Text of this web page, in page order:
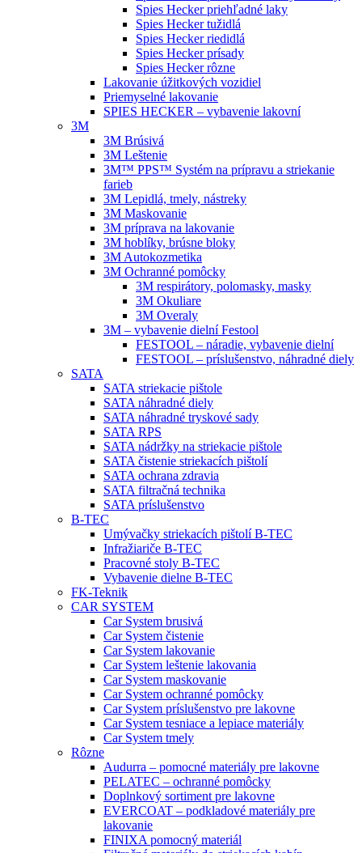
Spies Hecker priehľadné laky
Spies Hecker tužidlá
Spies Hecker riedidlá
Spies Hecker prísady
Spies Hecker rôzne
Lakovanie úžitkových vozidiel
Priemyselné lakovanie
SPIES HECKER – vybavenie lakovní
3M
3M Brúsivá
3M Leštenie
3M™ PPS™ Systém na prípravu a striekanie
farieb
3M Lepidlá, tmely, nástreky
3M Maskovanie
3M príprava na lakovanie
3M hoblíky, brúsne bloky
3M Autokozmetika
3M Ochranné pomôcky
3M respirátory, polomasky, masky
3M Okuliare
3M Overaly
3M – vybavenie dielní Festool
FESTOOL – náradie, vybavenie dielní
FESTOOL – príslušenstvo, náhradné diely
SATA
SATA striekacie pištole
SATA náhradné diely
SATA náhradné tryskové sady
SATA RPS
SATA nádržky na striekacie pištole
SATA čistenie striekacích pištolí
SATA ochrana zdravia
SATA filtračná technika
SATA príslušenstvo
B-TEC
Umývačky striekacích pištolí B-TEC
Infražiariče B-TEC
Pracovné stoly B-TEC
Vybavenie dielne B-TEC
FK-Teknik
CAR SYSTEM
Car System brusivá
Car System čistenie
Car System lakovanie
Car System leštenie lakovania
Car System maskovanie
Car System ochranné pomôcky
Car System príslušenstvo pre lakovne
Car System tesniace a lepiace materiály
Car System tmely
Rôzne
Audurra – pomocné materiály pre lakovne
PELATEC – ochranné pomôcky
Doplnkový sortiment pre lakovne
EVERCOAT – podkladové materiály pre
lakovanie
FINIXA pomocný materiál